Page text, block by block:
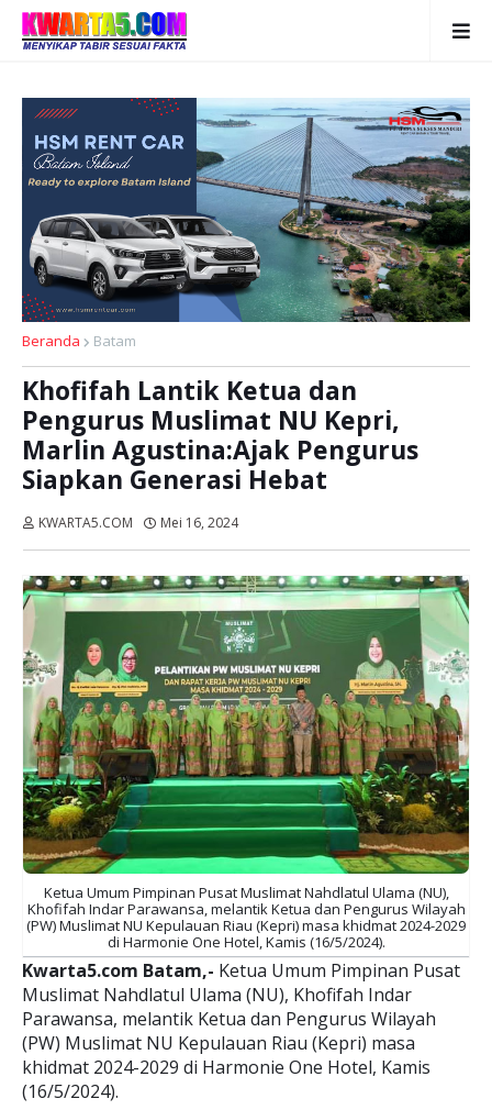
Beranda Batam
Khofifah Lantik Ketua dan
Pengurus Muslimat NU Kepri,
Marlin Agustina:Ajak Pengurus
Siapkan Generasi Hebat
KWARTA5.COM Mei 16, 2024
Ketua Umum Pimpinan Pusat Muslimat Nahdlatul Ulama (NU),
Khofifah Indar Parawansa, melantik Ketua dan Pengurus Wilayah
(PW) Muslimat NU Kepulauan Riau (Kepri) masa khidmat 2024-2029
di Harmonie One Hotel, Kamis (16/5/2024).
Kwarta5.com Batam,- Ketua Umum Pimpinan Pusat
Muslimat Nahdlatul Ulama (NU), Khofifah Indar
Parawansa, melantik Ketua dan Pengurus Wilayah
(PW) Muslimat NU Kepulauan Riau (Kepri) masa
khidmat 2024-2029 di Harmonie One Hotel, Kamis
(16/5/2024).